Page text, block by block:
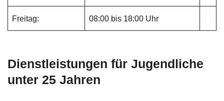
Freitag: 08:00 bis 18:00 Uhr
Dienstleistungen für Jugendliche
unter 25 Jahren